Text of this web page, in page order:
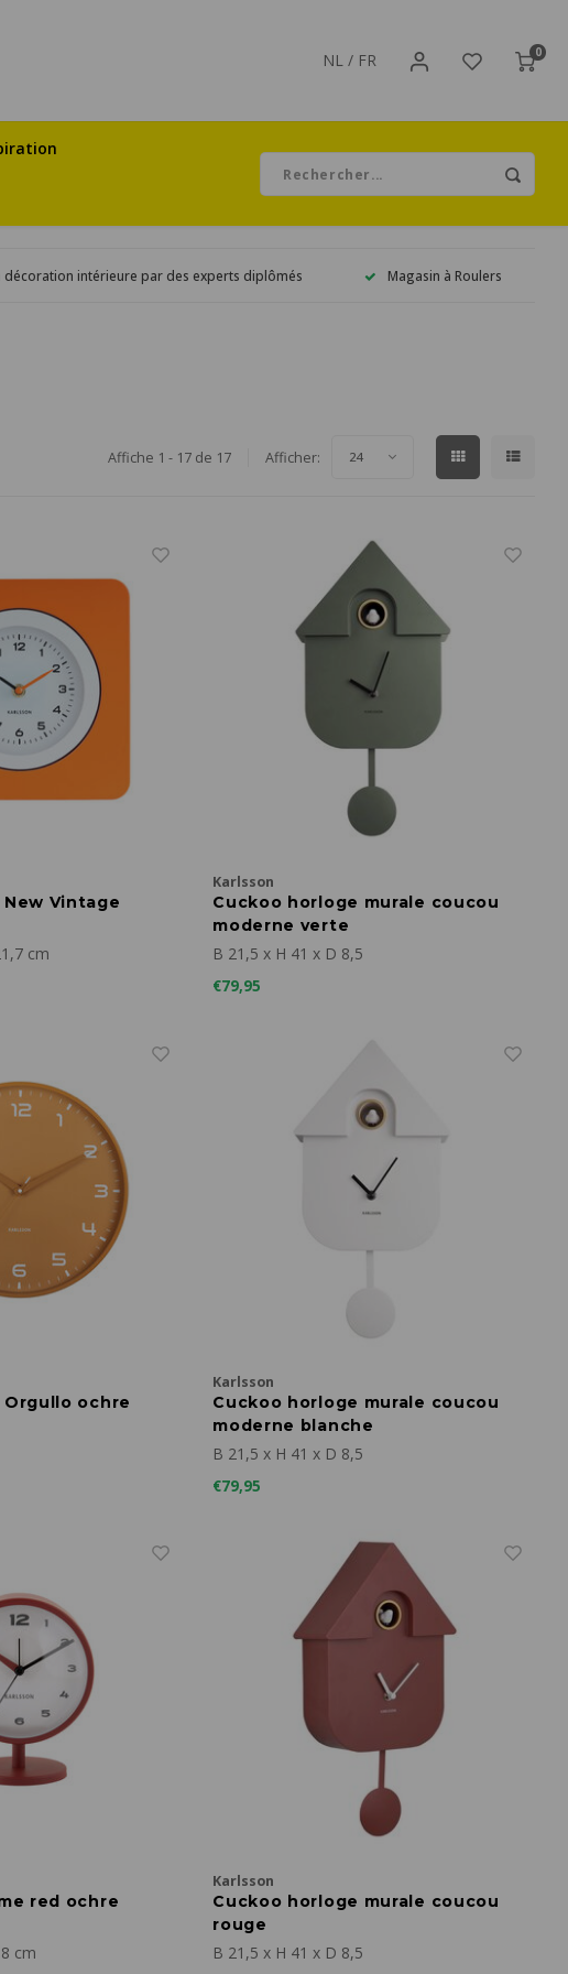
NL / FR 0
décoration intérieure par des experts diplômés Magasin à Roulers
Affiche 1 - 17 de 17 Afficher: 24
Vintage
cm
Karlsson
Cuckoo horloge murale coucou
moderne verte
B 21,5 x H 41 x D 8,5
€79,95
ochre
Karlsson
Cuckoo horloge murale coucou
moderne blanche
B 21,5 x H 41 x D 8,5
€79,95
red ochre
cm
Karlsson
Cuckoo horloge murale coucou
rouge
B 21,5 x H 41 x D 8,5